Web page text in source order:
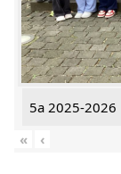
5a 2025-2026
«
‹